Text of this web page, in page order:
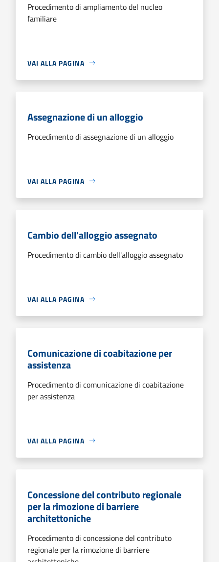
Procedimento di ampliamento del nucleo
familiare
VAI ALLA PAGINA
Assegnazione di un alloggio
Procedimento di assegnazione di un alloggio
VAI ALLA PAGINA
Cambio dell'alloggio assegnato
Procedimento di cambio dell'alloggio assegnato
VAI ALLA PAGINA
Comunicazione di coabitazione per
assistenza
Procedimento di comunicazione di coabitazione
per assistenza
VAI ALLA PAGINA
Concessione del contributo regionale
per la rimozione di barriere
architettoniche
Procedimento di concessione del contributo
regionale per la rimozione di barriere